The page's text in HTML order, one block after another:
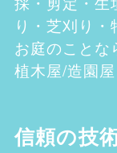
り・芝刈り
お庭のことな
植木屋/造園
信頼の技